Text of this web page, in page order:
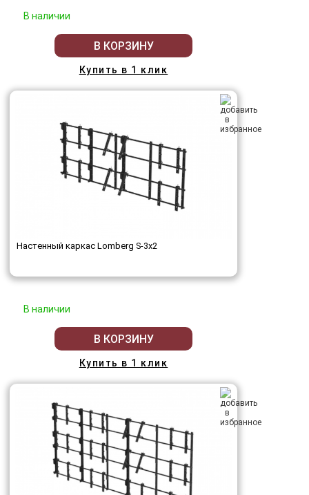
В наличии
В КОРЗИНУ
Купить в 1 клик
Настенный каркас Lomberg S-3х2
В наличии
В КОРЗИНУ
Купить в 1 клик